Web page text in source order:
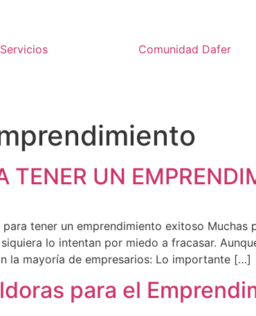
Comunidad Dafer
TENER UN
tener un emprendimiento exitoso
lo intentan por miedo a fracasar.
la mayoría de empresarios: Lo importante […]
para el